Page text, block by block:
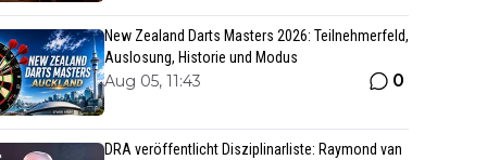
New Zealand Darts Masters 2026: Teilnehmerfeld,
Auslosung, Historie und Modus
Aug 05, 11:43 0
DRA veröffentlicht Disziplinarliste: Raymond van